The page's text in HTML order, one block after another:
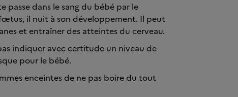
passe dans le sang du bébé par le
il nuit à son développement. Il peut
et entraîner des atteintes du cerveau.
indiquer avec certitude un niveau de
pour le bébé.
enceintes de ne pas boire du tout